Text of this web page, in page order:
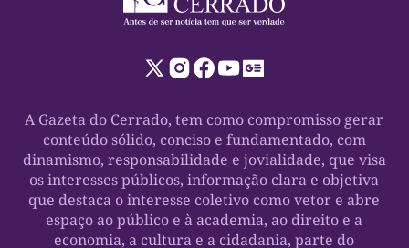
A Gazeta do Cerrado, tem como compromisso gerar
conteúdo sólido, conciso e fundamentado, com
dinamismo, responsabilidade e jovialidade, que visa
os interesses públicos, informação clara e objetiva
que destaca o interesse coletivo como vetor e abre
espaço ao público e à academia, ao direito e a
economia, a cultura e a cidadania, parte do